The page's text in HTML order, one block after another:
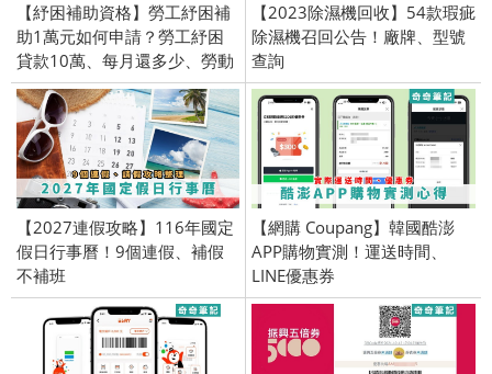
【紓困補助資格】勞工紓困補
助1萬元如何申請？勞工紓困
貸款10萬、每月還多少、勞動
部紓困方案懶人包
【2023除濕機回收】54款瑕疵
除濕機召回公告！廠牌、型號
查詢
【2027連假攻略】116年國定
假日行事曆！9個連假、補假
不補班
【網購 Coupang】韓國酷澎
APP購物實測！運送時間、
LINE優惠券